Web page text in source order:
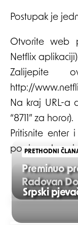
Postupak je
Otvorite web
Netflix
Zalijepite
http://
Na kraj URL-a
“8711” za horor).
Pritisnite
popis naslova
Post
PRETHODNI
Preminuo
Radovan
Srpski